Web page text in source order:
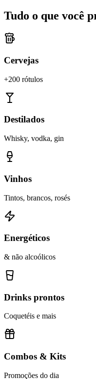
Tudo o que você
Cervejas
+200 rótulos
Destilados
Whisky, vodka, gin
Vinhos
Tintos, brancos, rosés
Energéticos
& não alcoólicos
Drinks prontos
Coquetéis e mais
Combos & Kits
Promoções do dia